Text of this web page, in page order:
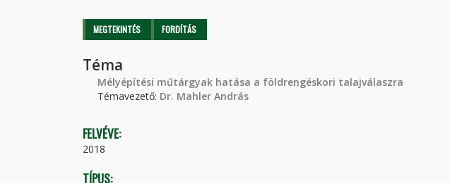
Elsődleges fülek
MEGTEKINTÉS (AKTÍVFORDÍTÁS
Téma
Mélyépítési műtárgyak hatása a földrengéskori talajválaszra
Témavezető: Dr. Mahler András
FELVÉVE:
2018
TÍPUS: